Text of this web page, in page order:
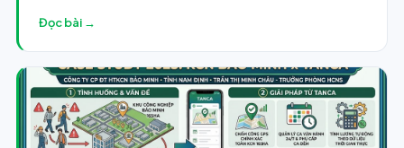
(hưởng lương theo giờ giảng thực tế).
Đọc bài →